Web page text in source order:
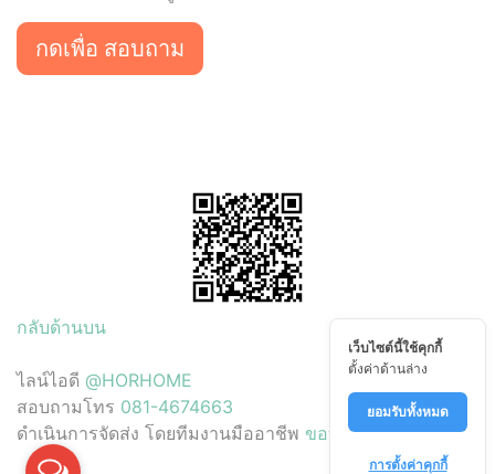
กดเพื่อ สอบถาม
กลับด้านบน
ไลน์ไอดี @HORHOME
สอบถามโทร 081-4674663
ดำเนินการจัดส่ง โดยทีมงานมืออาชีพ ขอบคันหิน.com
เว็บไซต์นี้ใช้คุกกี้
ตั้งค่าด้านล่าง
ยอมรับทั้งหมด
การตั้งค่าคุกกี้